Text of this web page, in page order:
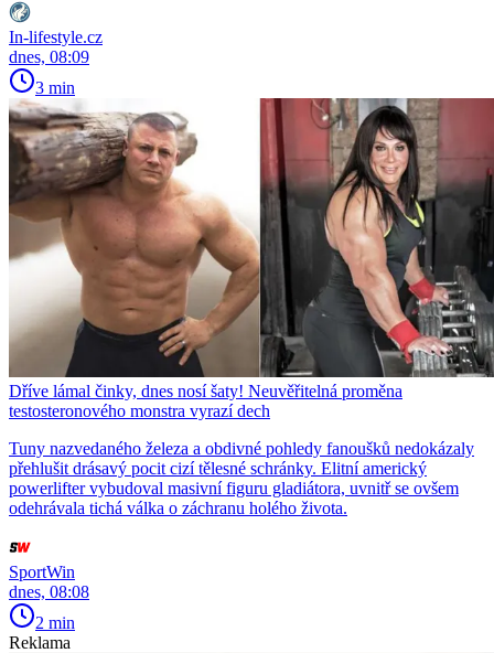
In-lifestyle.cz
dnes, 08:09
3 min
Dříve lámal činky, dnes nosí šaty! Neuvěřitelná proměna
testosteronového monstra vyrazí dech
Tuny nazvedaného železa a obdivné pohledy fanoušků nedokázaly
přehlušit drásavý pocit cizí tělesné schránky. Elitní americký
powerlifter vybudoval masivní figuru gladiátora, uvnitř se ovšem
odehrávala tichá válka o záchranu holého života.
SportWin
dnes, 08:08
2 min
Reklama